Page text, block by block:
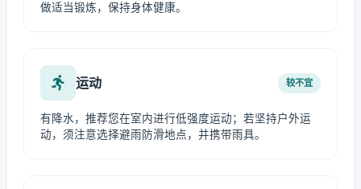
做适当锻炼，保持身体健康。
运动 较不宜
有降水，推荐您在室内进行低强度运动；若坚持户外运
动，须注意选择避雨防滑地点，并携带雨具。